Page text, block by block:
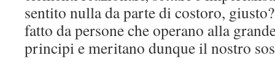
sentito nulla da parte di costoro,
fatto da persone che operano alla
principi e meritano dunque il nostro